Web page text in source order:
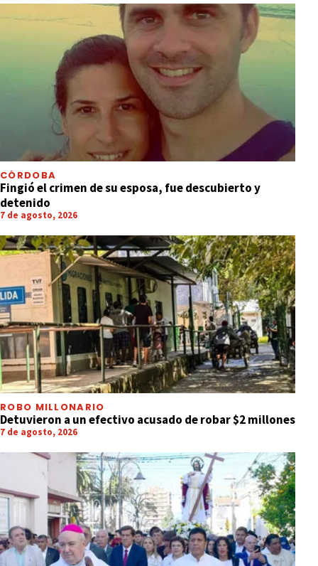
CÓRDOBA
Fingió el crimen de su esposa, fue descubierto y
detenido
7 de agosto, 2026
ROBO MILLONARIO
Detuvieron a un efectivo acusado de robar $2 millones
7 de agosto, 2026